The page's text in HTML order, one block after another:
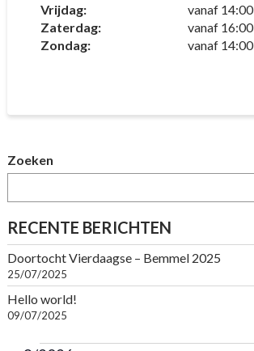
Vrijdag:
vanaf 14:00
Zaterdag:
vanaf 16:00
Zondag:
vanaf 14:00
Zoeken
RECENTE BERICHTEN
Doortocht Vierdaagse – Bemmel 2025
25/07/2025
Hello world!
09/07/2025